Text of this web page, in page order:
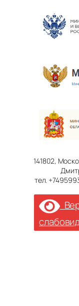
141802,
тел.